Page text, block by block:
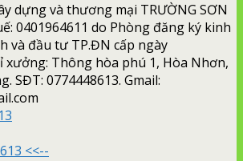
dựng và thương mại TRƯỜNG SƠN
0401964611 do Phòng đăng ký kinh
và đầu tư TP.ĐN cấp ngày
xưởng: Thông hòa phú 1, Hòa Nhơn,
SĐT: 0774448613. Gmail:
<<--